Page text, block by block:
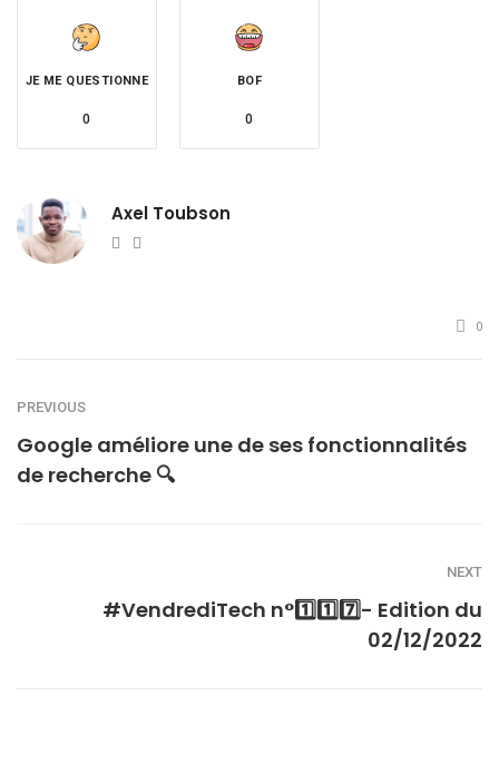
JE ME QUESTIONNE
0
BOF
0
Axel Toubson
Website
0
PREVIOUS
Google améliore une de ses fonctionnalités
de recherche 🔍
NEXT
#VendrediTech n°1️⃣1️⃣7️⃣- Edition du
02/12/2022